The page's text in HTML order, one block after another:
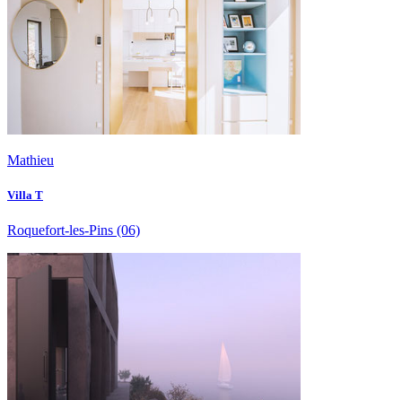
Mathieu
Villa T
Roquefort-les-Pins (06)